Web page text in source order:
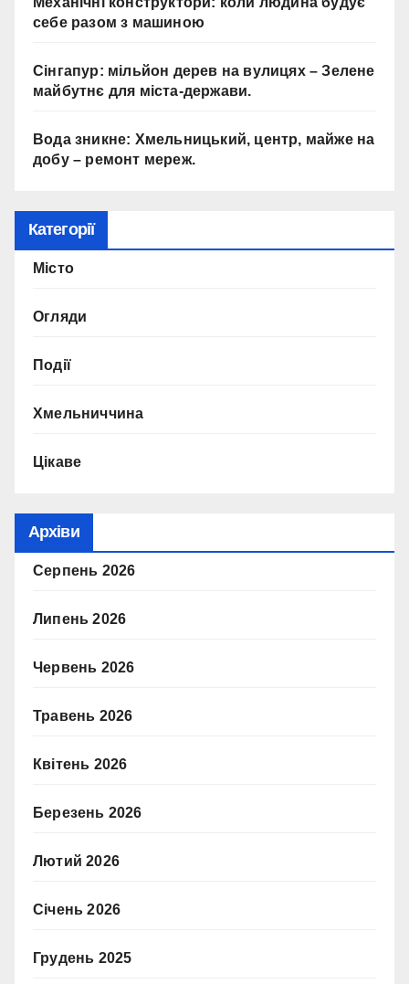
себе разом з машиною
Сінгапур: мільйон дерев на вулицях – Зелене
майбутнє для міста-держави.
Вода зникне: Хмельницький, центр, майже на
добу – ремонт мереж.
Категорії
Місто
Огляди
Події
Хмельниччина
Цікаве
Архіви
Серпень 2026
Липень 2026
Червень 2026
Травень 2026
Квітень 2026
Березень 2026
Лютий 2026
Січень 2026
Грудень 2025